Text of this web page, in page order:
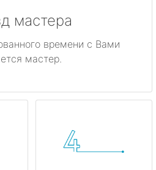
мастера
времени с Вами
мастер.